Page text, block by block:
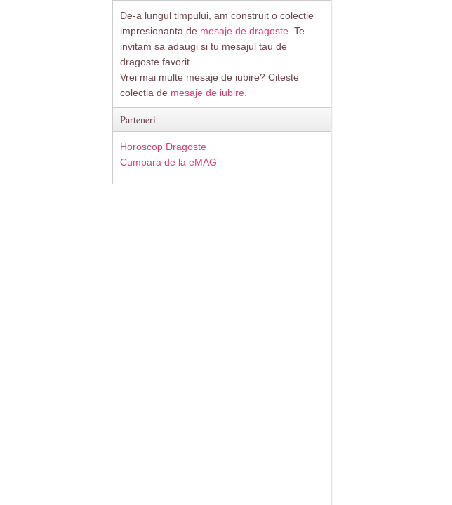
De-a lungul timpului, am construit o colectie
impresionanta de mesaje de dragoste . Te
invitam sa adaugi si tu mesajul tau de
dragoste favorit.
Vrei mai multe mesaje de iubire? Citeste
colectia de mesaje de iubire.
Parteneri
Horoscop Dragoste
Cumpara de la eMAG